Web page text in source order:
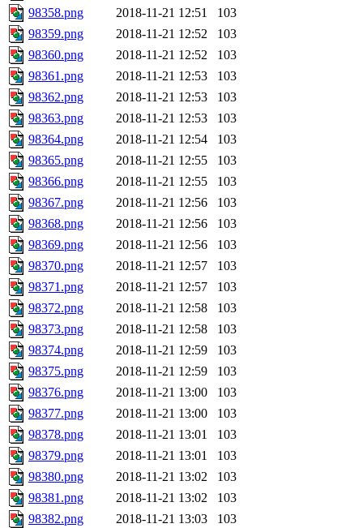
98358.png
2018-11-21 12:51
103
98359.png
2018-11-21 12:52
103
98360.png
2018-11-21 12:52
103
98361.png
2018-11-21 12:53
103
98362.png
2018-11-21 12:53
103
98363.png
2018-11-21 12:53
103
98364.png
2018-11-21 12:54
103
98365.png
2018-11-21 12:55
103
98366.png
2018-11-21 12:55
103
98367.png
2018-11-21 12:56
103
98368.png
2018-11-21 12:56
103
98369.png
2018-11-21 12:56
103
98370.png
2018-11-21 12:57
103
98371.png
2018-11-21 12:57
103
98372.png
2018-11-21 12:58
103
98373.png
2018-11-21 12:58
103
98374.png
2018-11-21 12:59
103
98375.png
2018-11-21 12:59
103
98376.png
2018-11-21 13:00
103
98377.png
2018-11-21 13:00
103
98378.png
2018-11-21 13:01
103
98379.png
2018-11-21 13:01
103
98380.png
2018-11-21 13:02
103
98381.png
2018-11-21 13:02
103
98382.png
2018-11-21 13:03
103